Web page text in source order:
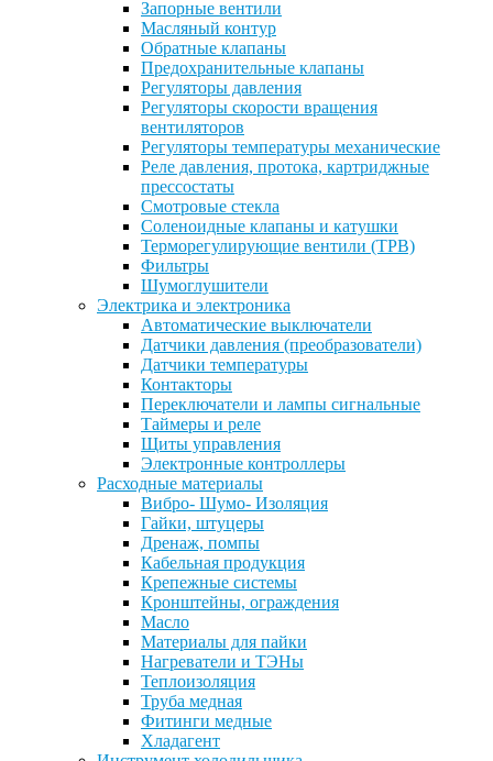
Запорные вентили
Масляный контур
Обратные клапаны
Предохранительные клапаны
Регуляторы давления
Регуляторы скорости вращения
вентиляторов
Регуляторы температуры механические
Реле давления, протока, картриджные
прессостаты
Смотровые стекла
Соленоидные клапаны и катушки
Терморегулирующие вентили (ТРВ)
Фильтры
Шумоглушители
Электрика и электроника
Автоматические выключатели
Датчики давления (преобразователи)
Датчики температуры
Контакторы
Переключатели и лампы сигнальные
Таймеры и реле
Щиты управления
Электронные контроллеры
Расходные материалы
Вибро- Шумо- Изоляция
Гайки, штуцеры
Дренаж, помпы
Кабельная продукция
Крепежные системы
Кронштейны, ограждения
Масло
Материалы для пайки
Нагреватели и ТЭНы
Теплоизоляция
Труба медная
Фитинги медные
Хладагент